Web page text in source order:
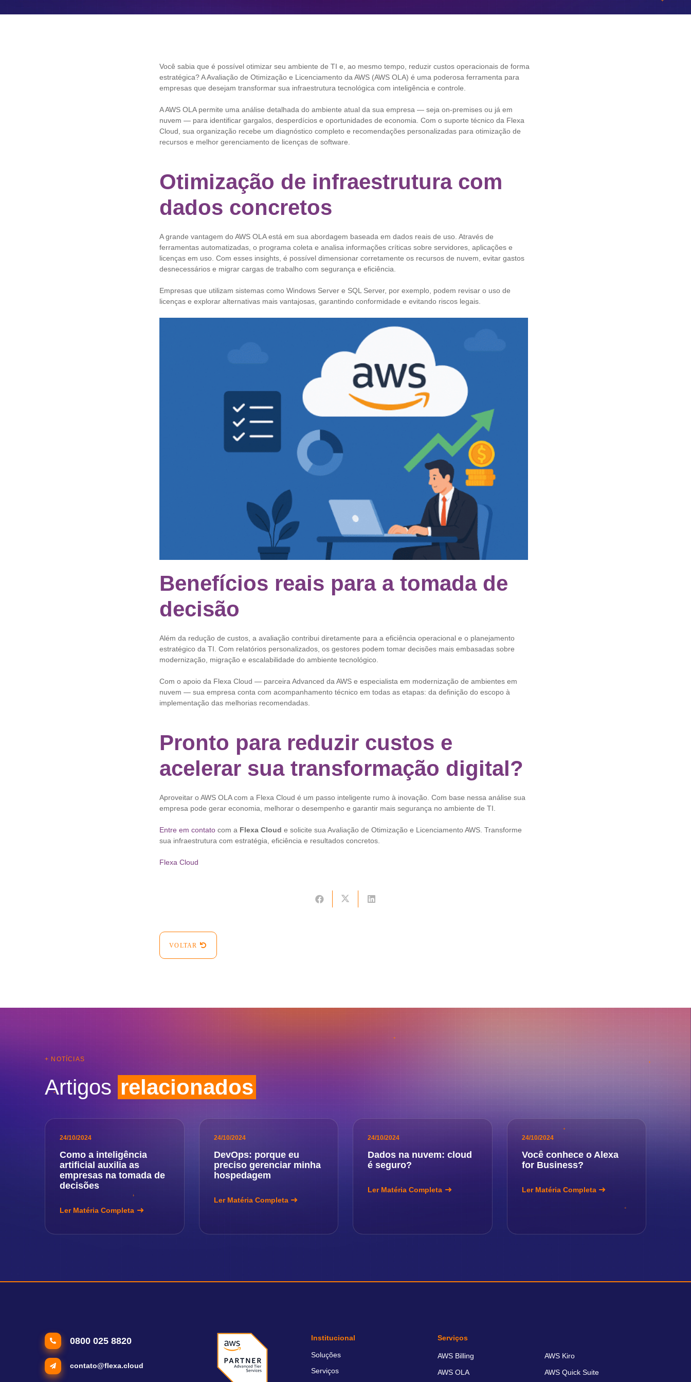
Você sabia que é possível otimizar seu ambiente de TI e, ao mesmo tempo, reduzir custos operacionais de forma
estratégica? A Avaliação de Otimização e Licenciamento da AWS (AWS OLA) é uma poderosa ferramenta para
empresas que desejam transformar sua infraestrutura tecnológica com inteligência e controle.
A AWS OLA permite uma análise detalhada do ambiente atual da sua empresa — seja on-premises ou já em
nuvem — para identificar gargalos, desperdícios e oportunidades de economia. Com o suporte técnico da Flexa
Cloud, sua organização recebe um diagnóstico completo e recomendações personalizadas para otimização de
recursos e melhor gerenciamento de licenças de software.
Otimização de infraestrutura com
dados concretos
A grande vantagem do AWS OLA está em sua abordagem baseada em dados reais de uso. Através de
ferramentas automatizadas, o programa coleta e analisa informações críticas sobre servidores, aplicações e
licenças em uso. Com esses insights, é possível dimensionar corretamente os recursos de nuvem, evitar gastos
desnecessários e migrar cargas de trabalho com segurança e eficiência.
Empresas que utilizam sistemas como Windows Server e SQL Server, por exemplo, podem revisar o uso de
licenças e explorar alternativas mais vantajosas, garantindo conformidade e evitando riscos legais.
Benefícios reais para a tomada de
decisão
Além da redução de custos, a avaliação contribui diretamente para a eficiência operacional e o planejamento
estratégico da TI. Com relatórios personalizados, os gestores podem tomar decisões mais embasadas sobre
modernização, migração e escalabilidade do ambiente tecnológico.
Com o apoio da Flexa Cloud — parceira Advanced da AWS e especialista em modernização de ambientes em
nuvem — sua empresa conta com acompanhamento técnico em todas as etapas: da definição do escopo à
implementação das melhorias recomendadas.
Pronto para reduzir custos e
acelerar sua transformação digital?
Aproveitar o AWS OLA com a Flexa Cloud é um passo inteligente rumo à inovação. Com base nessa análise sua
empresa pode gerar economia, melhorar o desempenho e garantir mais segurança no ambiente de TI.
Entre em contato com a Flexa Cloud e solicite sua Avaliação de Otimização e Licenciamento AWS. Transforme
sua infraestrutura com estratégia, eficiência e resultados concretos.
Flexa Cloud
VOLTAR
+ NOTÍCIAS
Artigos relacionados
24/10/2024
Como a inteligência
artificial auxilia as
empresas na tomada de
decisões
Ler Matéria Completa
24/10/2024
DevOps: porque eu
preciso gerenciar minha
hospedagem
Ler Matéria Completa
24/10/2024
Dados na nuvem: cloud
é seguro?
Ler Matéria Completa
24/10/2024
Você conhece o Alexa
for Business?
Ler Matéria Completa
0800 025 8820
contato@flexa.cloud
Institucional
Soluções
Serviços
Serviços
AWS Billing AWS Kiro
AWS OLA AWS Quick Suite